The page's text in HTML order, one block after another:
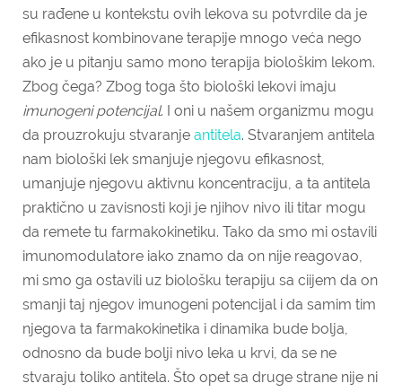
su rađene u kontekstu ovih lekova su potvrdile da je
efikasnost kombinovane terapije mnogo veća nego
ako je u pitanju samo mono terapija biološkim lekom.
Zbog čega? Zbog toga što biološki lekovi imaju
imunogeni potencijal. I oni u našem organizmu mogu
da prouzrokuju stvaranje antitela. Stvaranjem antitela
nam biološki lek smanjuje njegovu efikasnost,
umanjuje njegovu aktivnu koncentraciju, a ta antitela
praktično u zavisnosti koji je njihov nivo ili titar mogu
da remete tu farmakokinetiku. Tako da smo mi ostavili
imunomodulatore iako znamo da on nije reagovao,
mi smo ga ostavili uz biološku terapiju sa ciijem da on
smanji taj njegov imunogeni potencijal i da samim tim
njegova ta farmakokinetika i dinamika bude bolja,
odnosno da bude bolji nivo leka u krvi, da se ne
stvaraju toliko antitela. Što opet sa druge strane nije ni